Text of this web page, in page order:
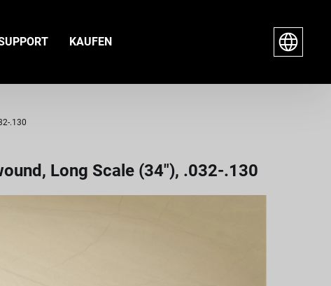
KAUFEN
.130
Long Scale (34"), .032-.130